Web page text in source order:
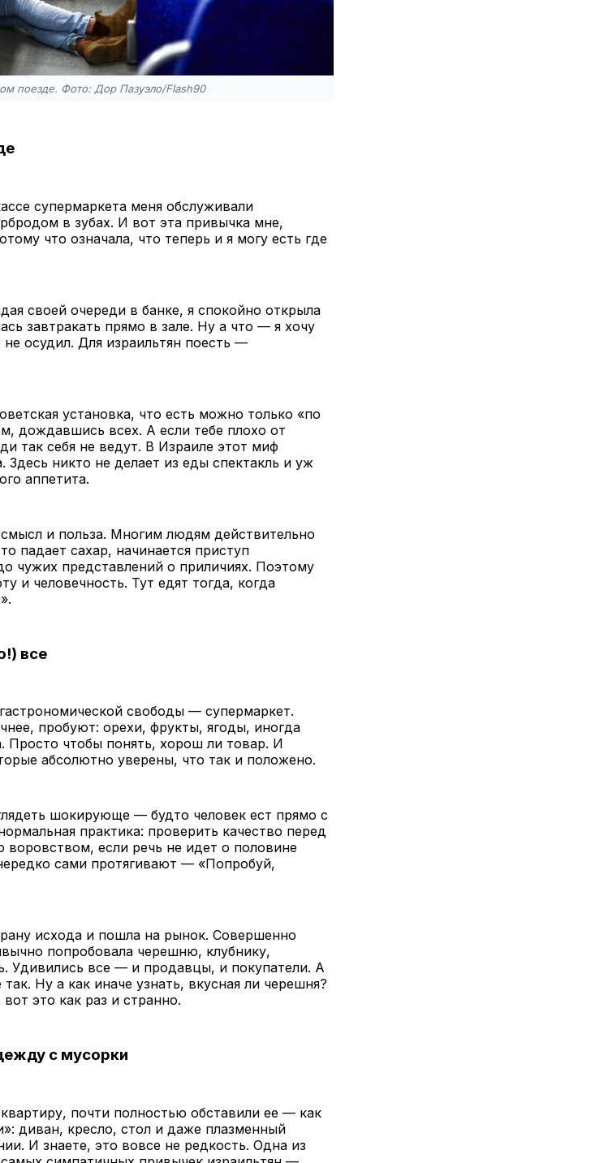
поезде. Фото: Дор Пазуэло/Flash90
супермаркета меня обслуживали
в зубах. И вот эта привычка мне,
что означала, что теперь и я могу есть где
своей очереди в банке, я спокойно открыла
завтракать прямо в зале. Ну а что — я хочу
осудил. Для израильтян поесть —
установка, что есть можно только «по
дождавшись всех. А если тебе плохо от
так себя не ведут. В Израиле этот миф
Здесь никто не делает из еды спектакль и уж
аппетита.
и польза. Многим людям действительно
падает сахар, начинается приступ
чужих представлений о приличиях. Поэтому
и человечность. Тут едят тогда, когда
все
свободы — супермаркет.
пробуют: орехи, фрукты, ягоды, иногда
Просто чтобы понять, хорош ли товар. И
абсолютно уверены, что так и положено.
шокирующе — будто человек ест прямо с
практика: проверить качество перед
воровством, если речь не идет о половине
сами протягивают — «Попробуй,
исхода и пошла на рынок. Совершенно
попробовала черешню, клубнику,
Удивились все — и продавцы, и покупатели. А
Ну а как иначе узнать, вкусная ли черешня?
это как раз и странно.
с мусорки
почти полностью обставили ее — как
диван, кресло, стол и даже плазменный
И знаете, это вовсе не редкость. Одна из